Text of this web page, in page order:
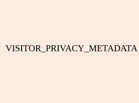
VISITOR_PRIVACY_METADATA